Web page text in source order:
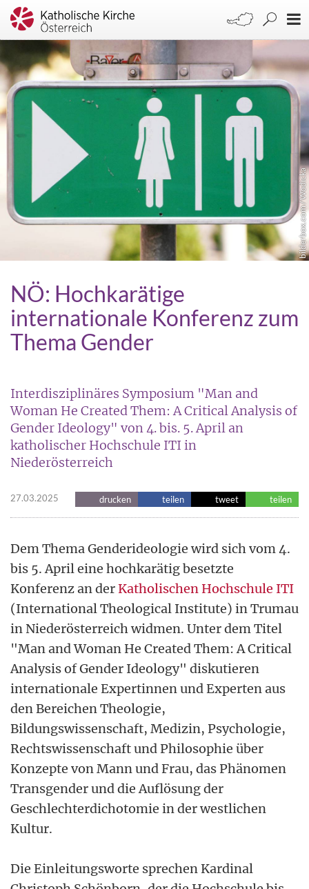
bilderbox.com / Wodicka
NÖ: Hochkarätige
internationale Konferenz zum
Thema Gender
Interdisziplinäres Symposium "Man and
Woman He Created Them: A Critical Analysis of
Gender Ideology" von 4. bis. 5. April an
katholischer Hochschule ITI in
Niederösterreich
27.03.2025 drucken teilen tweet teilen
Dem Thema Genderideologie wird sich vom 4.
bis 5. April eine hochkarätig besetzte
Konferenz an derKatholischen Hochschule ITI
(International Theological Institute) in Trumau
in Niederösterreich widmen. Unter dem Titel
"Man and Woman He Created Them: A Critical
Analysis of Gender Ideology" diskutieren
internationale Expertinnen und Experten aus
den Bereichen Theologie,
Bildungswissenschaft, Medizin, Psychologie,
Rechtswissenschaft und Philosophie über
Konzepte von Mann und Frau, das Phänomen
Transgender und die Auflösung der
Geschlechterdichotomie in der westlichen
Kultur.
Die Einleitungsworte sprechen Kardinal